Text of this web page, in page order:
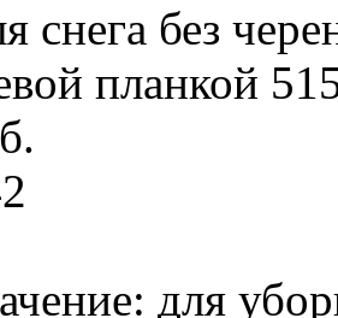
снега без
планкой
для